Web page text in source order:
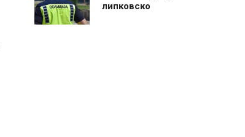
липковско